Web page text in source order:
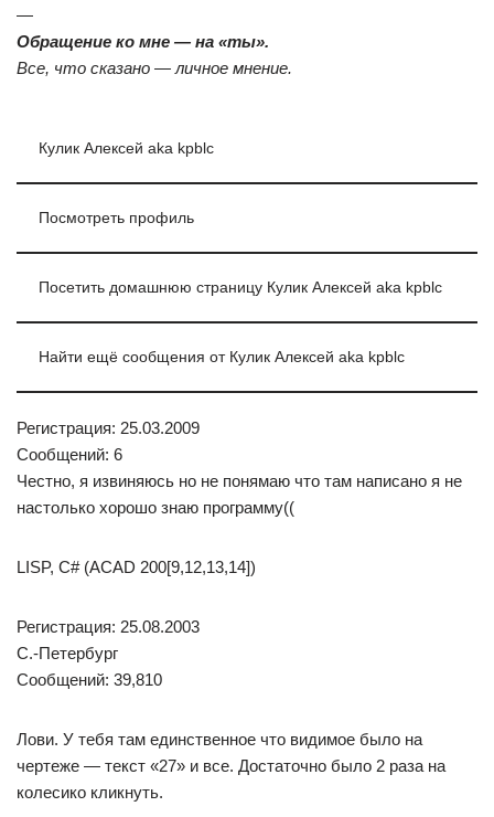
—
Обращение ко мне — на «ты».
Все, что сказано — личное мнение.
Кулик Алексей aka kpblc
Посмотреть профиль
Посетить домашнюю страницу Кулик Алексей aka kpblc
Найти ещё сообщения от Кулик Алексей aka kpblc
Регистрация: 25.03.2009
Сообщений: 6
Честно, я извиняюсь но не понямаю что там написано я не
настолько хорошо знаю программу((
LISP, C# (ACAD 200[9,12,13,14])
Регистрация: 25.08.2003
С.-Петербург
Сообщений: 39,810
Лови. У тебя там единственное что видимое было на
чертеже — текст «27» и все. Достаточно было 2 раза на
колесико кликнуть.